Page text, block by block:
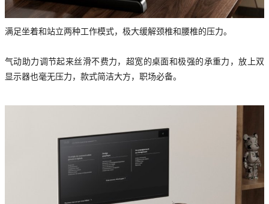
满足坐着和站立两种工作模式，极大缓解颈椎和腰椎的压力。
气动助力调节起来丝滑不费力，超宽的桌面和极强的承重力，放上双
显示器也毫无压力，款式简洁大方，职场必备。